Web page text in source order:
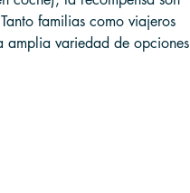
familias como viajeros
amplia variedad de opciones